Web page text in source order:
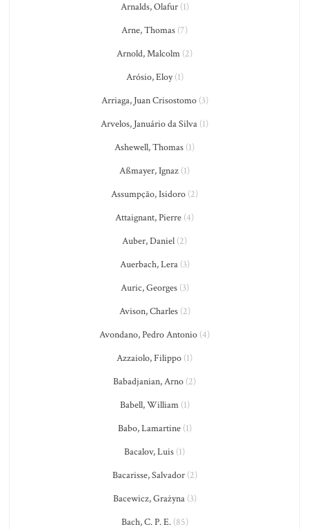
Arnalds, Olafur(1)
Arne, Thomas (7)
Arnold, Malcolm (2)
Arósio, Eloy(1)
Arriaga, Juan Crisostomo(3)
Arvelos, Januário da Silva (1)
Ashewell, Thomas (1)
Aßmayer, Ignaz (1)
Assumpção, Isidoro (2)
Attaignant, Pierre (4)
Auber, Daniel (2)
Auerbach, Lera(3)
Auric, Georges(3)
Avison, Charles(2)
Avondano, Pedro Antonio (4)
Azzaiolo, Filippo (1)
Babadjanian, Arno (2)
Babell, William(1)
Babo, Lamartine(1)
Bacalov, Luis (1)
Bacarisse, Salvador(2)
Bacewicz, Grażyna(3)
Bach, C. P. E.(85)